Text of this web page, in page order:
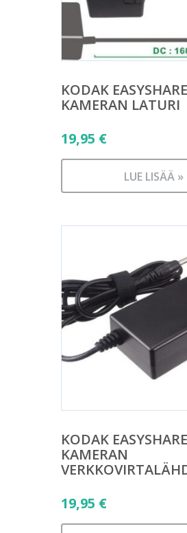
KODAK EASYSHARE
KAMERAN LATURI
19,95 €
LUE LISÄÄ »
KODAK EASYSHARE
KAMERAN
19,95 €